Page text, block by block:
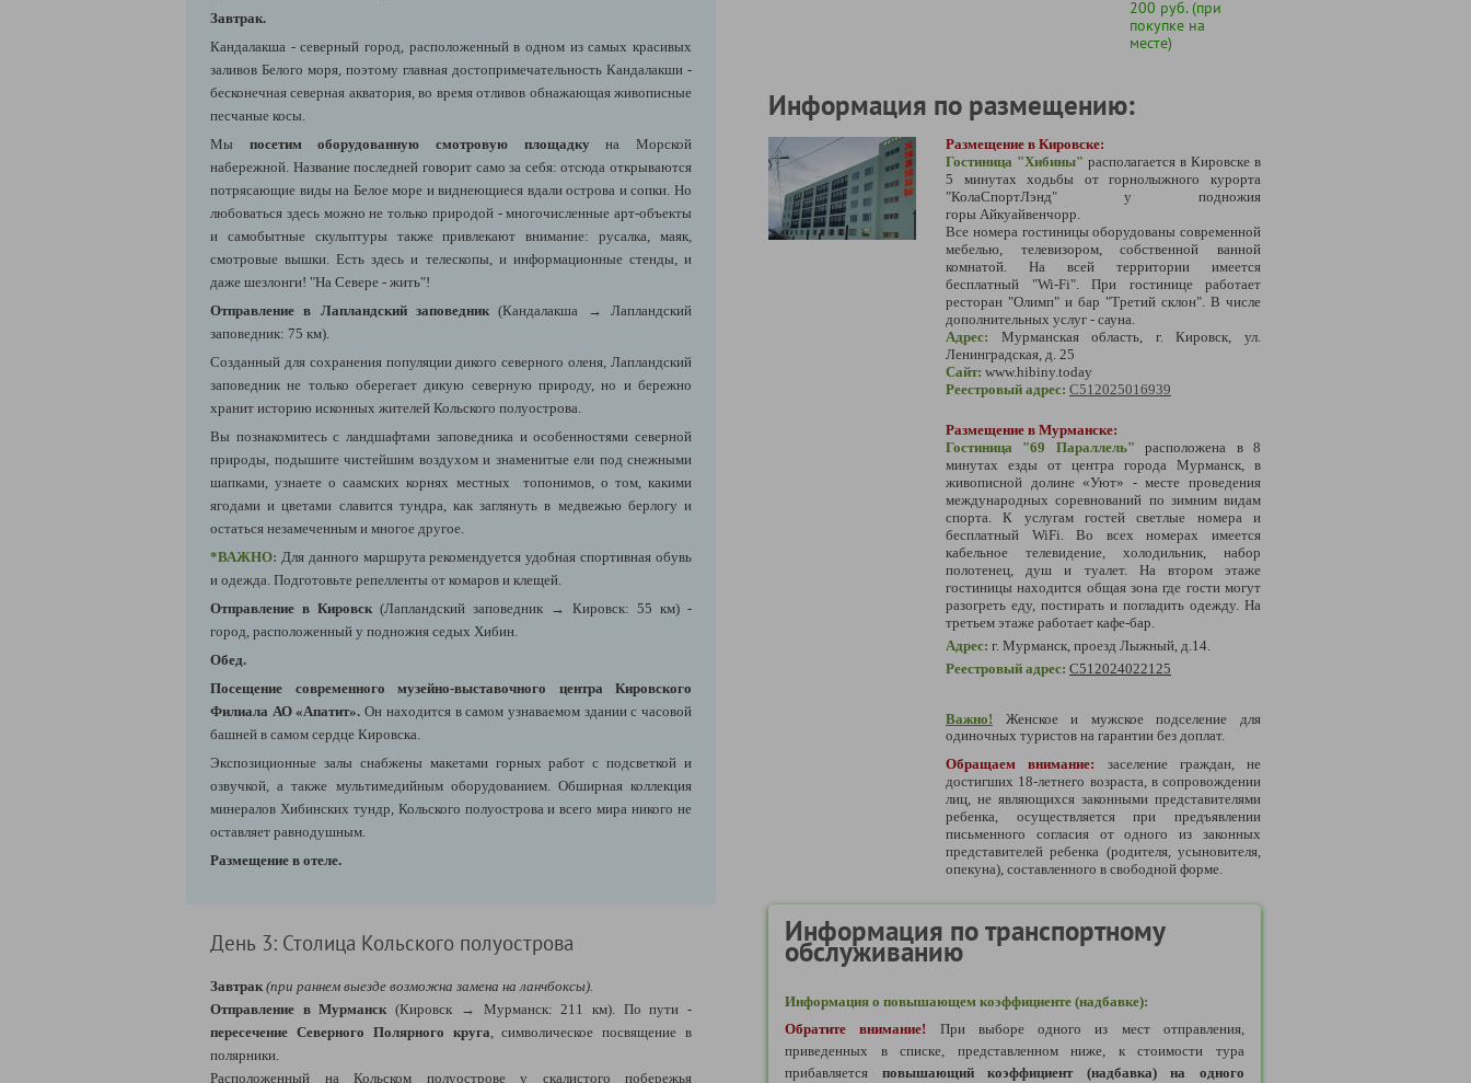
Завтрак.
Кандалакша - северный город, расположенный в одном из самых красивых
заливов Белого моря, поэтому главная достопримечательность Кандалакши -
бесконечная северная акватория, во время отливов обнажающая живописные
песчаные косы.
Мы посетим оборудованную смотровую площадкуна Морской
набережной. Название последней говорит само за себя: отсюда открываются
потрясающие виды на Белое море и виднеющиеся вдали острова и сопки. Но
любоваться здесь можно не только природой - многочисленные арт-объекты
и самобытные скульптуры также привлекают внимание: русалка, маяк,
смотровые вышки. Есть здесь и телескопы, и информационные стенды, и
даже шезлонги! "На Севере - жить"!
Отправление в Лапландский заповедник(Кандалакша → Лапландский
заповедник: 75 км).
Созданный для сохранения популяции дикого северного оленя, Лапландский
заповедник не только оберегает дикую северную природу, но и бережно
хранит историю исконных жителей Кольского полуострова.
Вы познакомитесь с ландшафтами заповедника и особенностями северной
природы, подышите чистейшим воздухом и знаменитые ели под снежными
шапками, узнаете о саамских корнях местных топонимов, о том, какими
ягодами и цветами славится тундра, как заглянуть в медвежью берлогу и
остаться незамеченным и многое другое.
*ВАЖНО: Для данного маршрута рекомендуется удобная спортивная обувь
и одежда. Подготовьте репелленты от комаров и клещей.
Отправление в Кировск (Лапландский заповедник → Кировск: 55 км) -
город, расположенный у подножия седых Хибин.
Обед.
Посещение современного музейно-выставочного центра Кировского
Филиала АО «Апатит». Он находится в самом узнаваемом здании с часовой
башней в самом сердце Кировска.
Экспозиционные залы снабжены макетами горных работ с подсветкой и
озвучкой, а также мультимедийным оборудованием. Обширная коллекция
минералов Хибинских тундр, Кольского полуострова и всего мира никого не
оставляет равнодушным.
Размещение в отеле.
День 3: Столица Кольского полуострова
Завтрак (при раннем выезде возможна замена на ланчбоксы).
Отправление в Мурманск(Кировск → Мурманск: 211 км). По пути -
пересечение Северного Полярного круга , символическое посвящение в
полярники.
Расположенный на Кольском полуострове у скалистого побережья
200 руб. (при
покупке на
месте)
Информация по размещению:
Размещение в Кировске:
Гостиница "Хибины" располагается в Кировске в
5 минутах ходьбы от горнолыжного курорта
"КолаСпортЛэнд" у подножия
горы Айкуайвенчорр.
Все номера гостиницы оборудованы современной
мебелью, телевизором, собственной ванной
комнатой. На всей территории имеется
бесплатный "Wi-Fi". При гостинице работает
ресторан "Олимп" и бар "Третий склон". В числе
дополнительных услуг - сауна.
Адрес: Мурманская область, г. Кировск, ул.
Ленинградская, д. 25
Сайт: www.hibiny.today
Реестровый адрес: С512025016939
Размещение в Мурманске:
Гостиница "69 Параллель"расположена в 8
минутах езды от центра города Мурманск,
в
живописной долине «Уют» - месте проведения
международных соревнований по зимним видам
спорта .К услугам гостей светлые номера и
бесплатный WiFi. Во всех номерах имеется
кабельное телевидение, холодильник, набор
полотенец, душ и туалет. На втором этаже
гостиницы находится общая зона где гости могут
разогреть еду, постирать и погладить одежду. На
третьем этаже работает кафе-бар.
Адрес: г. Мурманск, проезд Лыжный, д.14.
Реестровый адрес: С512024022125
Важно! Женское и мужское подселение для
одиночных туристов на гарантии без доплат.
Обращаем внимание: заселение граждан, не
достигших 18-летнего возраста, в сопровождении
лиц, не являющихся законными представителями
ребенка, осуществляется при предъявлении
письменного согласия от одного из законных
представителей ребенка (родителя, усыновителя,
опекуна), составленного в свободной форме.
Информация по транспортному
обслуживанию
Информация о повышающем коэффициенте (надбавке):
Обратите внимание!
При выборе одного из мест отправления,
приведенных в списке, представленном ниже, к стоимости тура
прибавляется повышающий коэффициент (надбавка) на одного